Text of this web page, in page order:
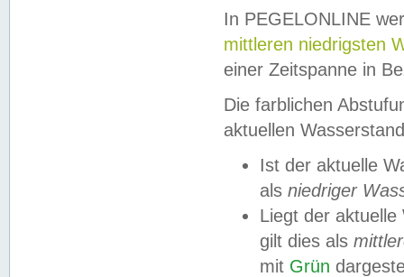
In PEGELONLINE
mittleren niedrigsten
einer Zeitspanne in
Die farblichen
aktuellen
Ist der aktuelle
als niedriger
Liegt der
gilt dies als
mit Grün